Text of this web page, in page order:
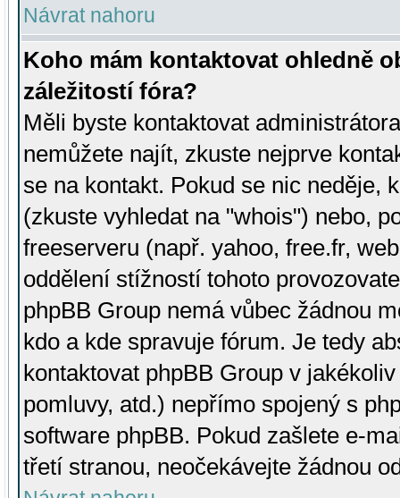
Návrat nahoru
Koho mám kontaktovat ohledně
záležitostí fóra?
Měli byste kontaktovat
nemůžete najít, zkuste nejprve
se na kontakt. Pokud se nic neděje,
(zkuste vyhledat na "whois") nebo,
freeserveru (např. yahoo, free.fr,
oddělení stížností tohoto
phpBB Group nemá vůbec žádnou
kdo a kde spravuje fórum. Je tedy
kontaktovat phpBB Group v
pomluvy, atd.) nepřímo spojený s
software phpBB. Pokud zašlete e-
třetí stranou, neočekávejte žádnou